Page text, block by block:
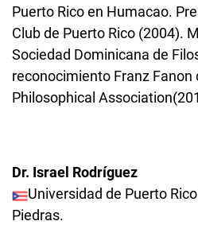
Puerto Rico en Humacao.
Club de Puerto Rico (2004).
Sociedad Dominicana de
reconocimiento Franz Fanon
Philosophical
Dr. Israel Rodríguez
Universidad de Puerto
Piedras.